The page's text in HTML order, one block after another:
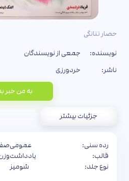
حصار تنانگی
نویسنده:
جمعی از نویسندگان
ناشر:
خردورزی
به من خبر
جزئیات بیشتر
رده سنی:
عمومی
قالب:
یادداشت
نوع جلد:
شومیز